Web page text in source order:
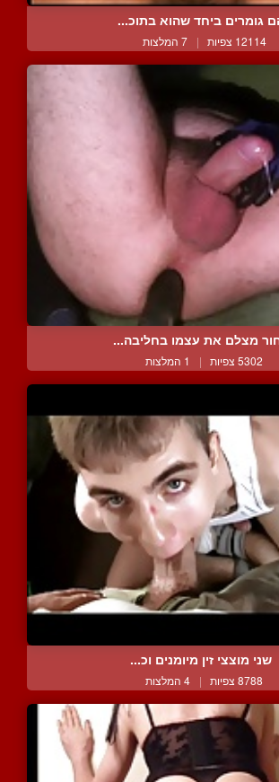
גומרים ביחד שהוא בתוכ...
12114 צפיות | 7 המלצות
מצלם את עצמו בחליבה...
5302 צפיות | 1 המלצות
שני מוצצי זין מיומנים וכ...
8788 צפיות | 4 המלצות